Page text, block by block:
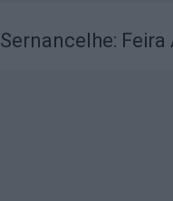
Sernancelhe: